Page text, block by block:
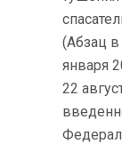
(Абзац
января
22